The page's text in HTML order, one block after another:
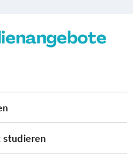
–
–
Management
studieren